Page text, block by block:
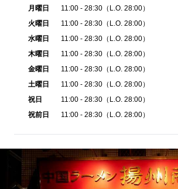
月曜日
11:00 - 28:30（L.O. 28:00）
火曜日
11:00 - 28:30（L.O. 28:00）
水曜日
11:00 - 28:30（L.O. 28:00）
木曜日
11:00 - 28:30（L.O. 28:00）
金曜日
11:00 - 28:30（L.O. 28:00）
土曜日
11:00 - 28:30（L.O. 28:00）
祝日
11:00 - 28:30（L.O. 28:00）
祝前日
11:00 - 28:30（L.O. 28:00）